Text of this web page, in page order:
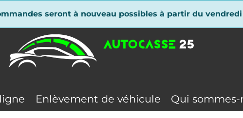
seront à nouveau possibles à partir du vendredi
Enlèvement de véhicule Qui sommes-